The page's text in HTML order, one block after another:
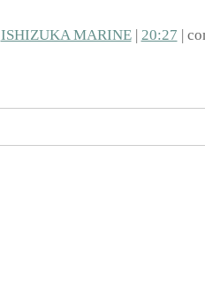
ISHIZUKA MARINE| 20:27 |